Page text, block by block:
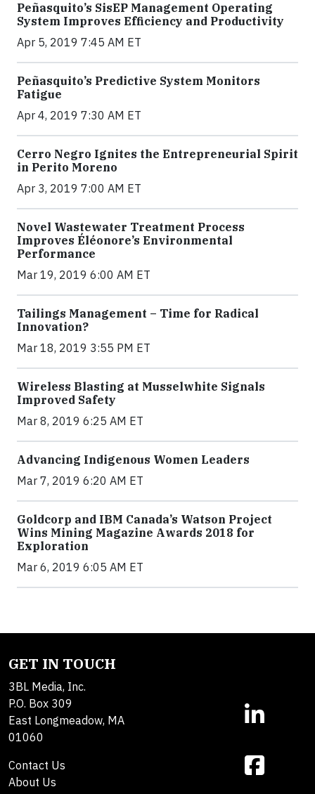
Peñasquito’s SisEP Management Operating
System Improves Efficiency and Productivity
Apr 5, 2019 7:45 AM ET
Peñasquito’s Predictive System Monitors
Fatigue
Apr 4, 2019 7:30 AM ET
Cerro Negro Ignites the Entrepreneurial Spirit
in Perito Moreno
Apr 3, 2019 7:00 AM ET
Novel Wastewater Treatment Process
Improves Éléonore’s Environmental
Performance
Mar 19, 2019 6:00 AM ET
Tailings Management – Time for Radical
Innovation?
Mar 18, 2019 3:55 PM ET
Wireless Blasting at Musselwhite Signals
Improved Safety
Mar 8, 2019 6:25 AM ET
Advancing Indigenous Women Leaders
Mar 7, 2019 6:20 AM ET
Goldcorp and IBM Canada’s Watson Project
Wins Mining Magazine Awards 2018 for
Exploration
Mar 6, 2019 6:05 AM ET
GET IN TOUCH
3BL Media, Inc.
P.O. Box 309
East Longmeadow, MA
01060
Contact Us
About Us